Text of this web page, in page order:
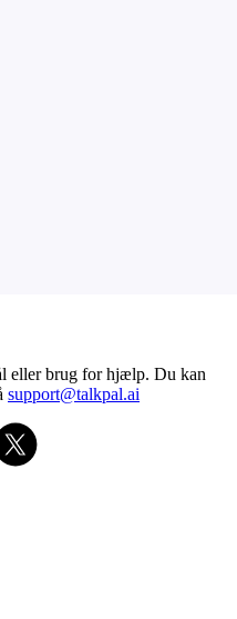
eller brug for hjælp. Du kan
support@talkpal.ai